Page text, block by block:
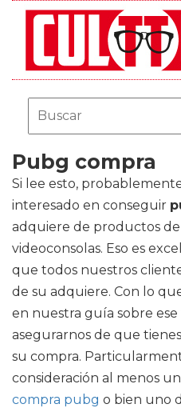
Pubg compra
Si lee esto,
interesado en conseguir
adquiere de productos
videoconsolas. Eso es
que todos nuestros
de su adquiere. Con lo
en nuestra guía sobre ese
asegurarnos de que
su compra.
consideración al menos
compra pubg o bien uno